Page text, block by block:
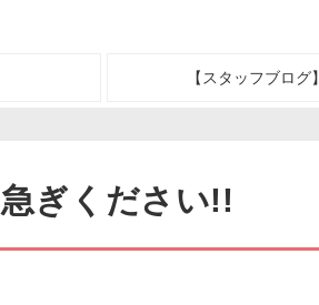
【スタッフブログ】
ぎください!!